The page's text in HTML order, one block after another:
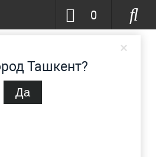
×
Ташкент?
Да
0